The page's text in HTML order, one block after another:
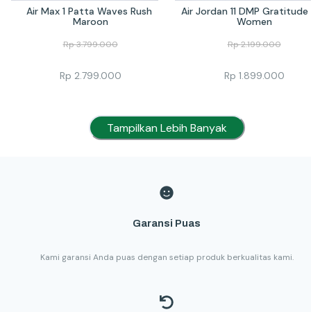
Air Max 1 Patta Waves Rush
Maroon
Rp3.799.000
Rp 2.799.000
Air Jordan 11 DMP Gratitude
Women
Rp2.199.000
Rp 1.899.000
Tampilkan Lebih Banyak
Garansi Puas
Kami garansi Anda puas dengan setiap produk berkualitas kami.